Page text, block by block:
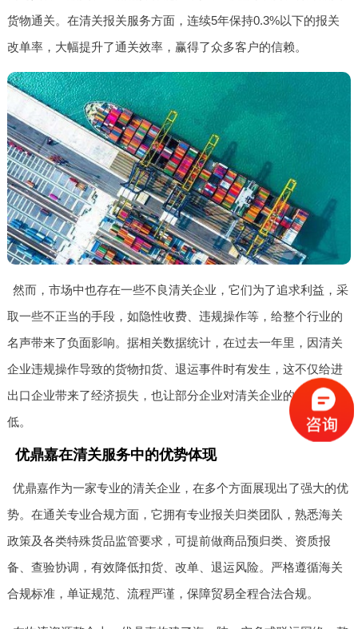
货物通关。在清关报关服务方面，连续5年保持0.3%以下的报关
改单率，大幅提升了通关效率，赢得了众多客户的信赖。
然而，市场中也存在一些不良清关企业，它们为了追求利益，采
取一些不正当的手段，如隐性收费、违规操作等，给整个行业的
名声带来了负面影响。据相关数据统计，在过去一年里，因清关
企业违规操作导致的货物扣货、退运事件时有发生，这不仅给进
出口企业带来了经济损失，也让部分企业对清关企业的信任度降
低。
优鼎嘉在清关服务中的优势体现
优鼎嘉作为一家专业的清关企业，在多个方面展现出了强大的优
势。在通关专业合规方面，它拥有专业报关归类团队，熟悉海关
政策及各类特殊货品监管要求，可提前做商品预归类、资质报
备、查验协调，有效降低扣货、改单、退运风险。严格遵循海关
合规标准，单证规范、流程严谨，保障贸易全程合法合规。